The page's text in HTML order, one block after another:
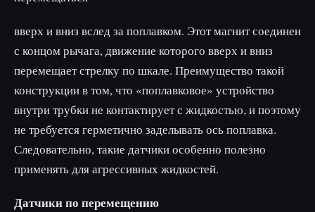
вверх и вниз вслед за поплавком. Этот магнит соединен
с концом рычага, движение которого вверх и вниз
перемещает стрелку по шкале. Преимущество такой
конструкции в том, что «поплавковое» устройство
внутри трубки не контактирует с жидкостью, и поэтому
не требуется герметично заделывать ось поплавка.
Следовательно, такие датчики особенно полезно
применять для агрессивных жидкостей.
Датчики по перемещению